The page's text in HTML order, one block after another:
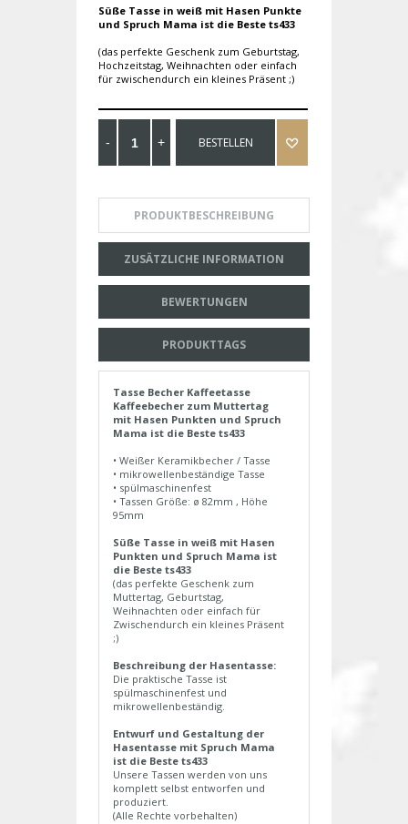
Süße Tasse in weiß mit Hasen Punkte
und Spruch Mama ist die Beste ts433
(das perfekte Geschenk zum Geburtstag,
Hochzeitstag, Weihnachten oder einfach
für zwischendurch ein kleines Präsent ;)
BESTELLEN
PRODUKTBESCHREIBUNG
ZUSÄTZLICHE INFORMATION
BEWERTUNGEN
PRODUKTTAGS
Tasse Becher Kaffeetasse
Kaffeebecher zum Muttertag
mit Hasen Punkten und Spruch
Mama ist die Beste ts433
• Weißer Keramikbecher / Tasse
• mikrowellenbeständige Tasse
• spülmaschinenfest
• Tassen Größe: ø 82mm , Höhe
95mm
Süße Tasse in weiß mit Hasen
Punkten und Spruch Mama ist
die Beste ts433
(das perfekte Geschenk zum
Muttertag, Geburtstag,
Weihnachten oder einfach für
Zwischendurch ein kleines Präsent
;)
Beschreibung der Hasentasse:
Die praktische Tasse ist
spülmaschinenfest und
mikrowellenbeständig.
Entwurf und Gestaltung der
Hasentasse mit Spruch Mama
ist die Beste ts433
Unsere Tassen werden von uns
komplett selbst entworfen und
produziert.
(Alle Rechte vorbehalten)